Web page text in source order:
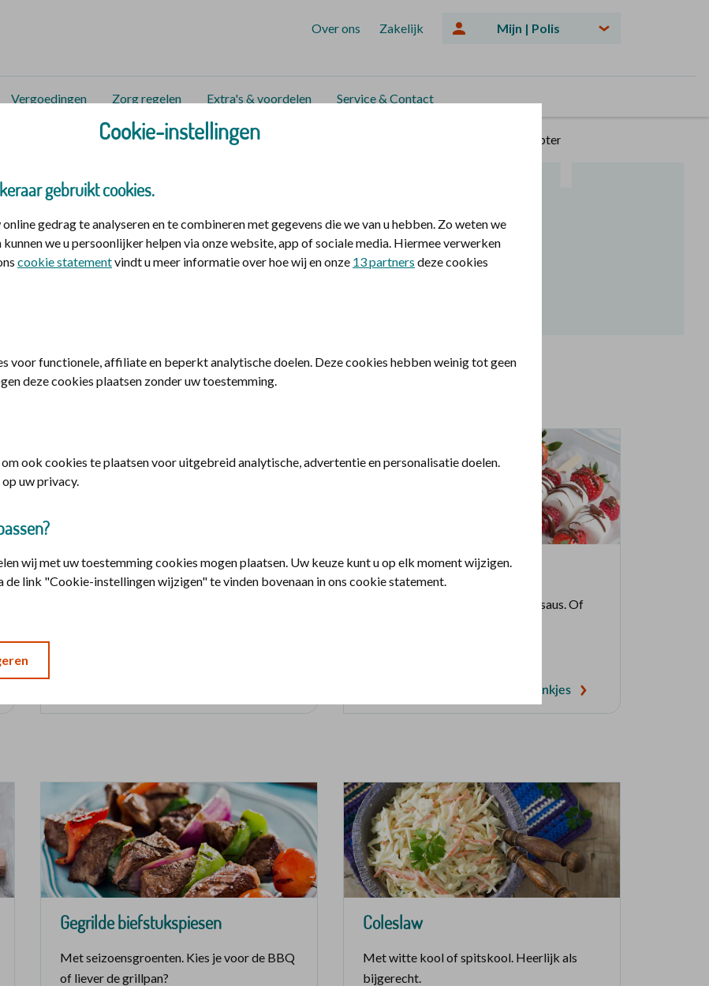
Over ons Zakelijk Mijn | Polis
Vergoedingen Zorg regelen Extra's & voordelen Service & Contact
Zorgen voor elkaar en jezelf Zomerrecepten
recepten willen we je
1
Traybake biologische kip Zomerkoninkjes
Met marshmallows en chocoladesaus. Of
Naar het recept voor zomerkoninkjes
Gegrilde biefstukspiesen
Met seizoensgroenten. Kies je voor de BBQ
of liever de grillpan?
Coleslaw
Met witte kool of spitskool. Heerlijk als
bijgerecht.
Cookie-instellingen
gebruikt cookies.
gedrag te analyseren en te combineren met gegevens die we van u hebben. Zo weten we
we u persoonlijker helpen via onze website, app of sociale media. Hiermee verwerken
cookie statementvindt u meer informatie over hoe wij en onze 13 partners deze cookies
voor functionele, affiliate en beperkt analytische doelen. Deze cookies hebben weinig tot geen
deze cookies plaatsen zonder uw toestemming.
ook cookies te plaatsen voor uitgebreid analytische, advertentie en personalisatie doelen.
uw privacy.
wij met uw toestemming cookies mogen plaatsen. Uw keuze kunt u op elk moment wijzigen.
link "Cookie-instellingen wijzigen" te vinden bovenaan in ons cookie statement.